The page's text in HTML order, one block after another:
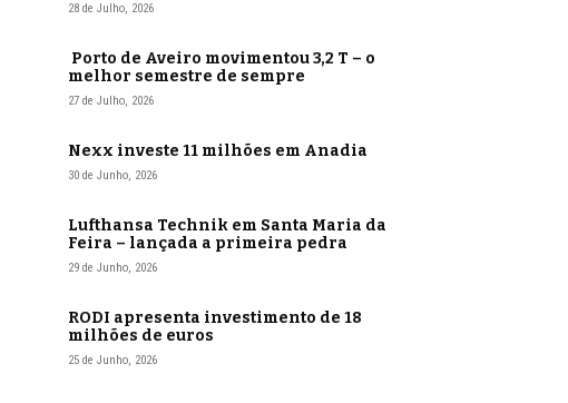
28 de Julho, 2026
Porto de Aveiro movimentou 3,2 T – o
melhor semestre de sempre
27 de Julho, 2026
Nexx investe 11 milhões em Anadia
30 de Junho, 2026
Lufthansa Technik em Santa Maria da
Feira – lançada a primeira pedra
29 de Junho, 2026
RODI apresenta investimento de 18
milhões de euros
25 de Junho, 2026